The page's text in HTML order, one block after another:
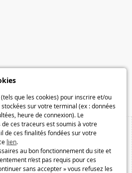
que les cookies) pour inscrire et/ou
sur votre terminal (ex : données
heure de connexion). Le
ces traceurs est soumis à votre
de ces finalités fondées sur votre
lien.
au bon fonctionnement du site et
n’est pas requis pour ces
sans accepter » vous refusez les